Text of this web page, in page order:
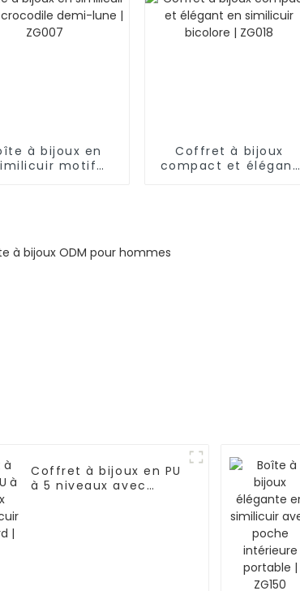
à bijoux en
motif
Coffret à bijoux
compact et élégant
Coffret à bijoux en PU
à 5 niveaux avec